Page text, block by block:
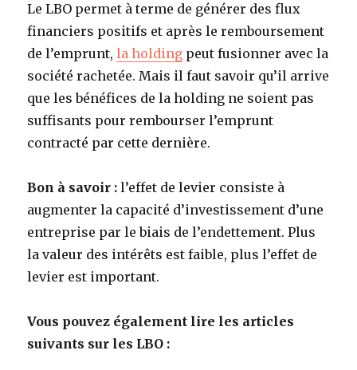
Le LBO permet à terme de générer des flux
financiers positifs et après le remboursement
de l’emprunt,la holding peut fusionner avec la
société rachetée. Mais il faut savoir qu’il arrive
que les bénéfices de la holding ne soient pas
suffisants pour rembourser l’emprunt
contracté par cette dernière.
Bon à savoir : l’effet de levier consiste à
augmenter la capacité d’investissement d’une
entreprise par le biais de l’endettement. Plus
la valeur des intérêts est faible, plus l’effet de
levier est important.
Vous pouvez également lire les articles
suivants sur les LBO :